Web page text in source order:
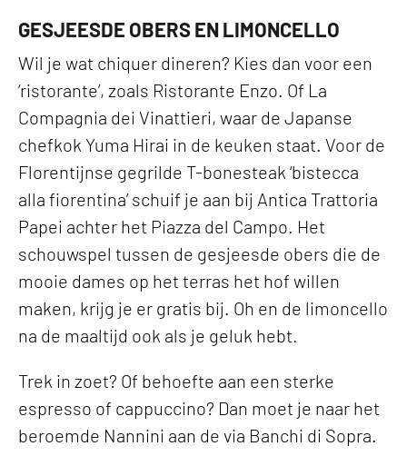
GESJEESDE OBERS EN LIMONCELLO
Wil je wat chiquer dineren? Kies dan voor een
‘ristorante’, zoals Ristorante Enzo. Of La
Compagnia dei Vinattieri, waar de Japanse
chefkok Yuma Hirai in de keuken staat. Voor de
Florentijnse gegrilde T-bonesteak ‘bistecca
alla fiorentina’ schuif je aan bij Antica Trattoria
Papei achter het Piazza del Campo. Het
schouwspel tussen de gesjeesde obers die de
mooie dames op het terras het hof willen
maken, krijg je er gratis bij. Oh en de limoncello
na de maaltijd ook als je geluk hebt.
Trek in zoet? Of behoefte aan een sterke
espresso of cappuccino? Dan moet je naar het
beroemde Nannini aan de via Banchi di Sopra.